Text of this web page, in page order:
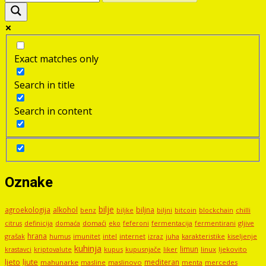
Exact matches only
Search in title
Search in content
Oznake
agroekologija alkohol benz bilje biljke biljna biljni bitcoin blockchain chilli
citrus definicija domaća domaći eko feferoni fermentacija fermentirani gljive
grašak hrana humus imunitet intel internet izraz juha karakteristike kiseljenje
krastavci kriptovalute kuhinja kupus kupusnjače liker limun linux ljekovito
ljeto ljute mahunarke masline maslinovo mediteran menta mercedes